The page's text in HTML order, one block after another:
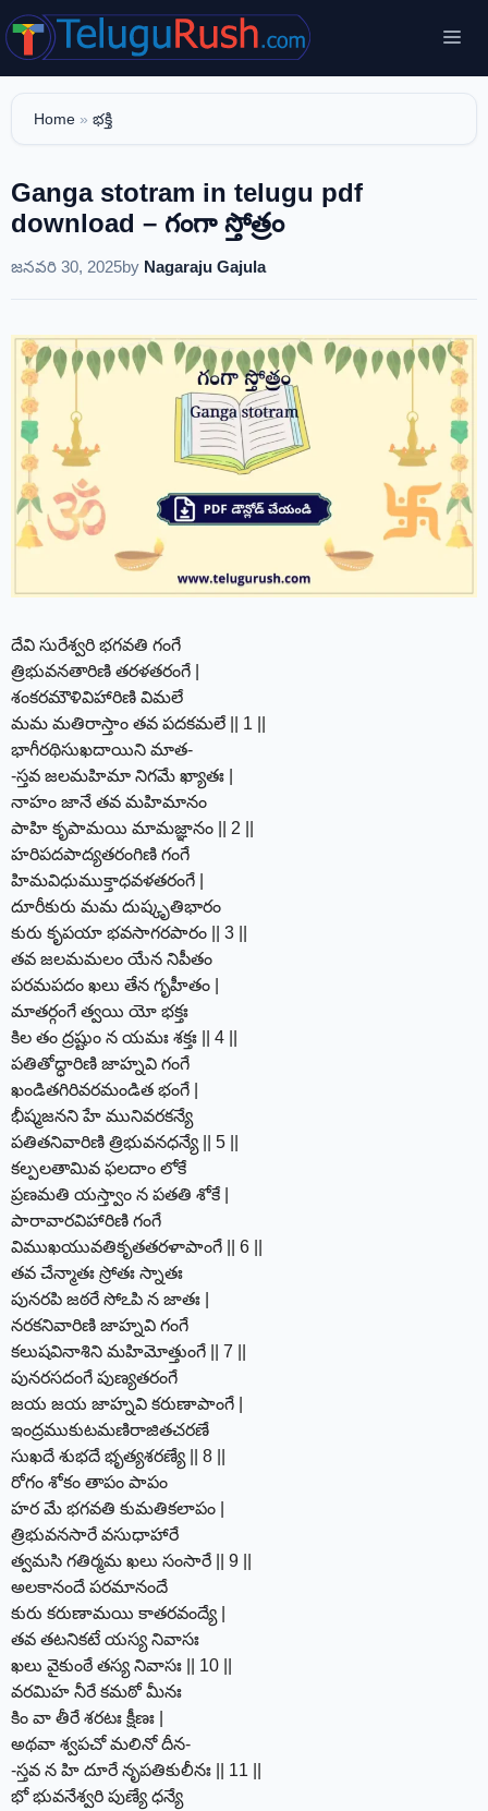
Skip
to
content
Home » భక్తి
Ganga stotram in telugu pdf
download – గంగా స్తోత్రం
జనవరి 30, 2025by Nagaraju Gajula
దేవి సురేశ్వరి భగవతి గంగే
త్రిభువనతారిణి తరళతరంగే |
శంకరమౌళివిహారిణి విమలే
మమ మతిరాస్తాం తవ పదకమలే || 1 ||
భాగీరథిసుఖదాయిని మాత-
-స్తవ జలమహిమా నిగమే ఖ్యాతః |
నాహం జానే తవ మహిమానం
పాహి కృపామయి మామజ్ఞానం || 2 ||
హరిపదపాద్యతరంగిణి గంగే
హిమవిధుముక్తాధవళతరంగే |
దూరీకురు మమ దుష్కృతిభారం
కురు కృపయా భవసాగరపారం || 3 ||
తవ జలమమలం యేన నిపీతం
పరమపదం ఖలు తేన గృహీతం |
మాతర్గంగే త్వయి యో భక్తః
కిల తం ద్రష్టుం న యమః శక్తః || 4 ||
పతితోద్ధారిణి జాహ్నవి గంగే
ఖండితగిరివరమండిత భంగే |
భీష్మజనని హే మునివరకన్యే
పతితనివారిణి త్రిభువనధన్యే || 5 ||
కల్పలతామివ ఫలదాం లోకే
ప్రణమతి యస్త్వాం న పతతి శోకే |
పారావారవిహారిణి గంగే
విముఖయువతికృతతరళాపాంగే || 6 ||
తవ చేన్మాతః స్రోతః స్నాతః
పునరపి జఠరే సోఽపి న జాతః |
నరకనివారిణి జాహ్నవి గంగే
కలుషవినాశిని మహిమోత్తుంగే || 7 ||
పునరసదంగే పుణ్యతరంగే
జయ జయ జాహ్నవి కరుణాపాంగే |
ఇంద్రముకుటమణిరాజితచరణే
సుఖదే శుభదే భృత్యశరణ్యే || 8 ||
రోగం శోకం తాపం పాపం
హర మే భగవతి కుమతికలాపం |
త్రిభువనసారే వసుధాహారే
త్వమసి గతిర్మమ ఖలు సంసారే || 9 ||
అలకానందే పరమానందే
కురు కరుణామయి కాతరవంద్యే |
తవ తటనికటే యస్య నివాసః
ఖలు వైకుంఠే తస్య నివాసః || 10 ||
వరమిహ నీరే కమఠో మీనః
కిం వా తీరే శరటః క్షీణః |
అథవా శ్వపచో మలినో దీన-
-స్తవ న హి దూరే నృపతికులీనః || 11 ||
భో భువనేశ్వరి పుణ్యే ధన్యే